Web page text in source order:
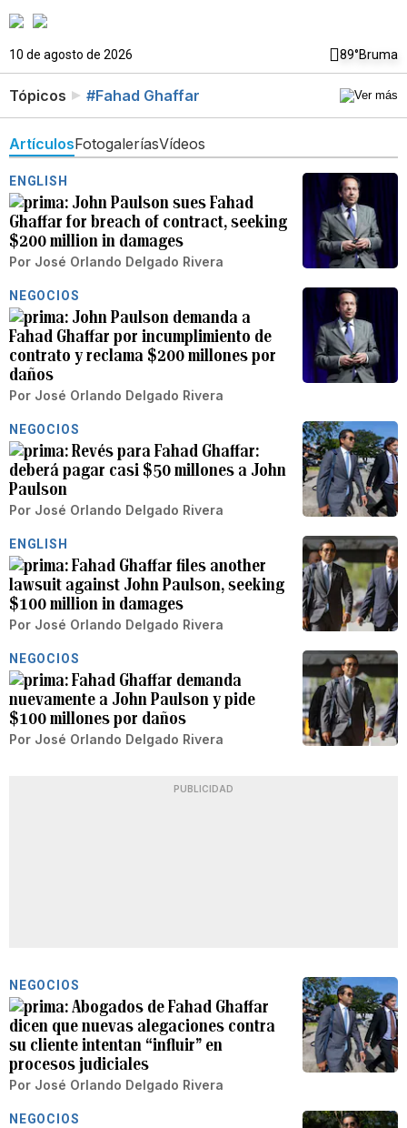
10 de agosto de 2026 89°Bruma
Tópicos #Fahad Ghaffar
ArtículosFotogaleríasVídeos
ENGLISH
John Paulson sues Fahad
Ghaffar for breach of contract, seeking
$200 million in damages
Por José Orlando Delgado Rivera
NEGOCIOS
John Paulson demanda a
Fahad Ghaffar por incumplimiento de
contrato y reclama $200 millones por
daños
Por José Orlando Delgado Rivera
NEGOCIOS
Revés para Fahad Ghaffar:
deberá pagar casi $50 millones a John
Paulson
Por José Orlando Delgado Rivera
ENGLISH
Fahad Ghaffar files another
lawsuit against John Paulson, seeking
$100 million in damages
Por José Orlando Delgado Rivera
NEGOCIOS
Fahad Ghaffar demanda
nuevamente a John Paulson y pide
$100 millones por daños
Por José Orlando Delgado Rivera
PUBLICIDAD
NEGOCIOS
Abogados de Fahad Ghaffar
dicen que nuevas alegaciones contra
su cliente intentan “influir” en
procesos judiciales
Por José Orlando Delgado Rivera
NEGOCIOS